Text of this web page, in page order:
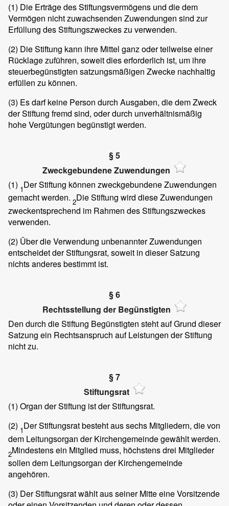
(1) Die Erträge des Stiftungsvermögens und die dem
Vermögen nicht zuwachsenden Zuwendungen sind zur
Erfüllung des Stiftungszweckes zu verwenden.
(2) Die Stiftung kann ihre Mittel ganz oder teilweise einer
Rücklage zuführen, soweit dies erforderlich ist, um ihre
steuerbegünstigten satzungsmäßigen Zwecke nachhaltig
erfüllen zu können.
(3) Es darf keine Person durch Ausgaben, die dem Zweck
der Stiftung fremd sind, oder durch unverhältnismäßig
hohe Vergütungen begünstigt werden.
§ 5
Zweckgebundene Zuwendungen
(1) 1Der Stiftung können zweckgebundene Zuwendungen
gemacht werden. 2Die Stiftung wird diese Zuwendungen
zweckentsprechend im Rahmen des Stiftungszweckes
verwenden.
(2) Über die Verwendung unbenannter Zuwendungen
entscheidet der Stiftungsrat, soweit in dieser Satzung
nichts anderes bestimmt ist.
§ 6
Rechtsstellung der Begünstigten
Den durch die Stiftung Begünstigten steht auf Grund dieser
Satzung ein Rechtsanspruch auf Leistungen der Stiftung
nicht zu.
§ 7
Stiftungsrat
(1) Organ der Stiftung ist der Stiftungsrat.
(2) 1Der Stiftungsrat besteht aus sechs Mitgliedern, die von
dem Leitungsorgan der Kirchengemeinde gewählt werden.
2Mindestens ein Mitglied muss, höchstens drei Mitglieder
sollen dem Leitungsorgan der Kirchengemeinde
angehören.
(3) Der Stiftungsrat wählt aus seiner Mitte eine Vorsitzende